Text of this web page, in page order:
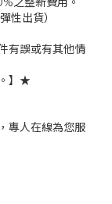
性出貨）
有誤或有其他情
】★
專人在線為您服